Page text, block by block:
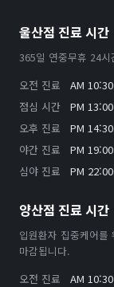
울산점 진료 시간
365일 연중무휴 24
오전 진료
AM
점심 시간
PM
오후 진료
PM
야간 진료
PM
심야 진료
PM
양산점 진료 시간
입원환자 집중케어
마감됩니다.
오전 진료
AM